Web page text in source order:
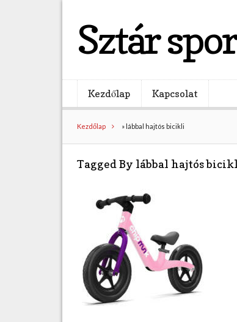
Sztár
Kezdőlap Kapcsolat
Kezdőlap » lábbal hajtós bicikli
Tagged By lábbal hajtós